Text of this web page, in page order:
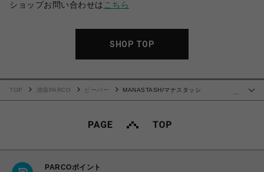
ショップお問い合わせは こちら
SHOP TOP
TOP 池袋PARCO ビーバー
MANASTASH/マナスタッシ
PARCOポイント